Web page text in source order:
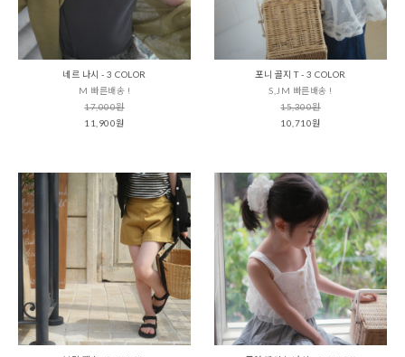
네르 나시 - 3 COLOR
M 빠른배송 !
17,000원
11,900원
포니 골지 T - 3 COLOR
S,JM 빠른배송 !
15,300원
10,710원